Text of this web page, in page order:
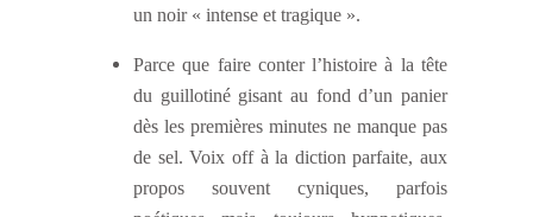
un noir « intense et tragique ».
Parce que faire conter l’histoire à la tête
du guillotiné gisant au fond d’un panier
dès les premières minutes ne manque pas
de sel. Voix off à la diction parfaite, aux
propos souvent cyniques, parfois